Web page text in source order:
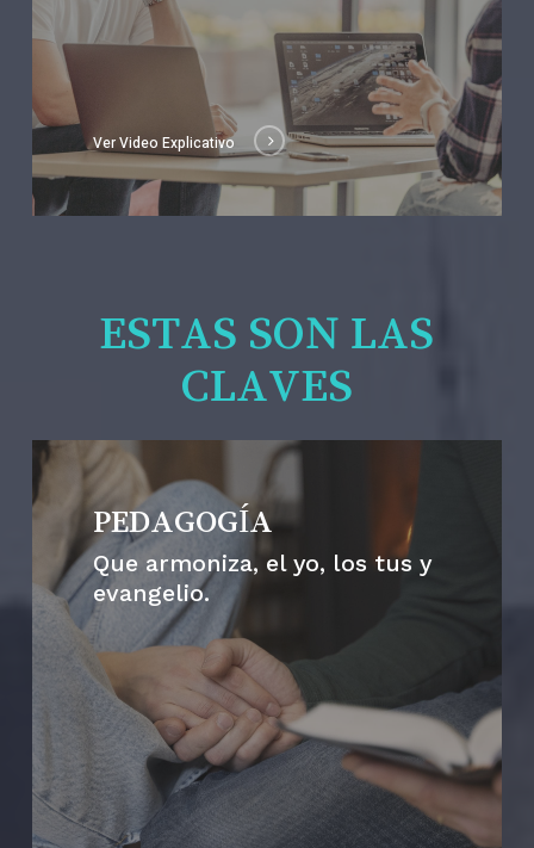
Ver Video Explicativo
ESTAS SON LAS
CLAVES
PEDAGOGÍA
Que armoniza, el yo, los tus y
evangelio.